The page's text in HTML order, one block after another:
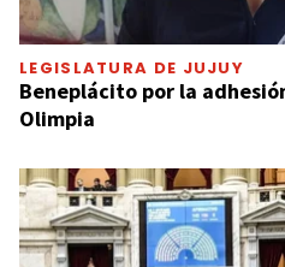
LEGISLATURA DE JUJUY
Beneplácito por la
Olimpia